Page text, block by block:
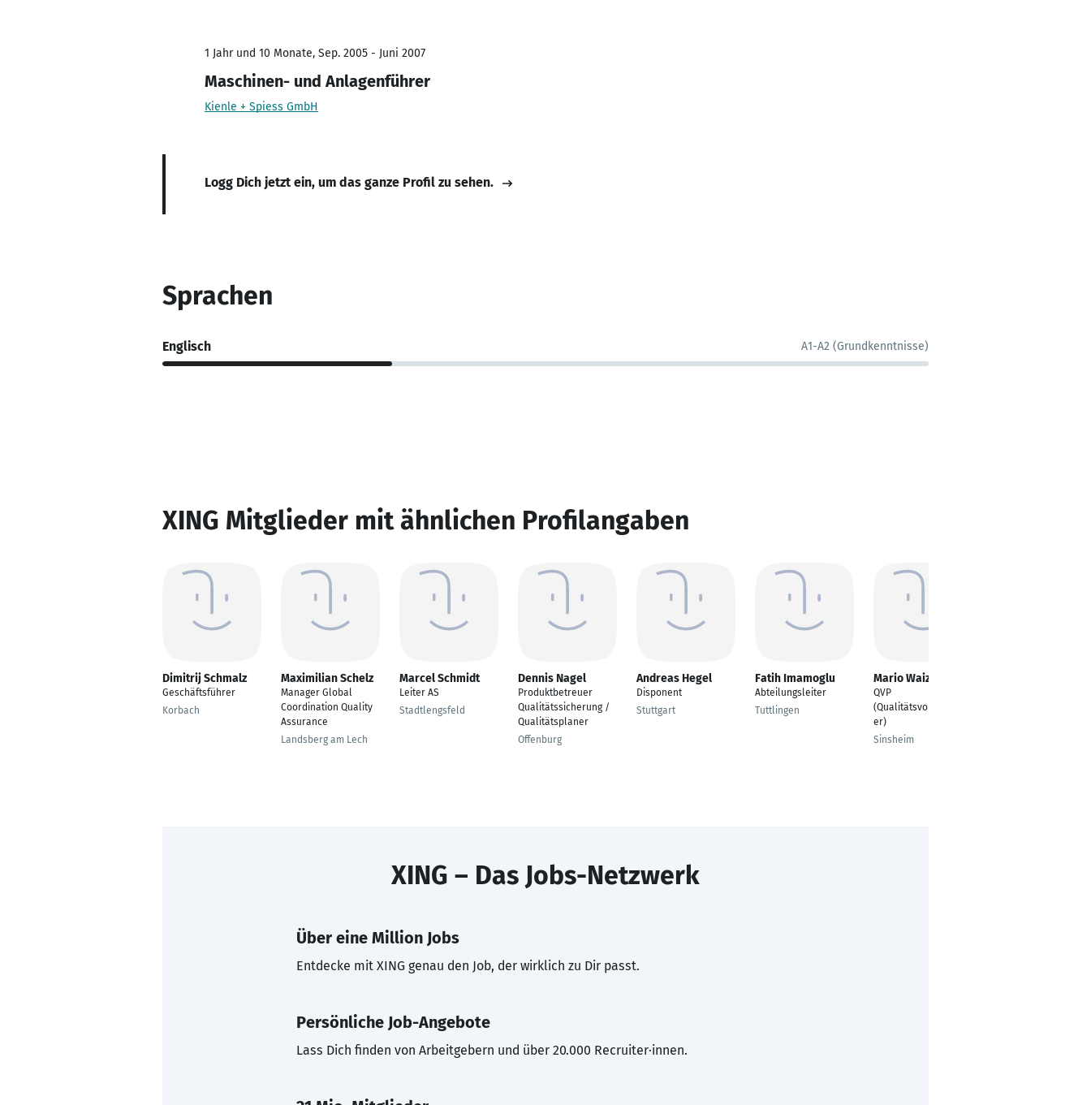
1 Jahr und 10 Monate, Sep. 2005 - Juni 2007
Maschinen- und Anlagenführer
Kienle + Spiess GmbH
Logg Dich jetzt ein, um das ganze Profil zu sehen.
Sprachen
Englisch A1-A2 (Grundkenntnisse)
XING Mitglieder mit ähnlichen Profilangaben
Dimitrij Schmalz
Geschäftsführer
Korbach
Maximilian Schelz
Manager Global
Coordination Quality
Assurance
Landsberg am Lech
Marcel Schmidt
Leiter AS
Stadtlengsfeld
Dennis Nagel
Produktbetreuer
Qualitätssicherung /
Qualitätsplaner
Offenburg
Andreas Hegel
Disponent
Stuttgart
Fatih Imamoglu
Abteilungsleiter
Tuttlingen
Mario Waiz
QVP
(Qualitätsvorausplan
er)
Sinsheim
XING – Das Jobs-Netzwerk
Über eine Million Jobs
Entdecke mit XING genau den Job, der wirklich zu Dir passt.
Persönliche Job-Angebote
Lass Dich finden von Arbeitgebern und über 20.000 Recruiter·innen.